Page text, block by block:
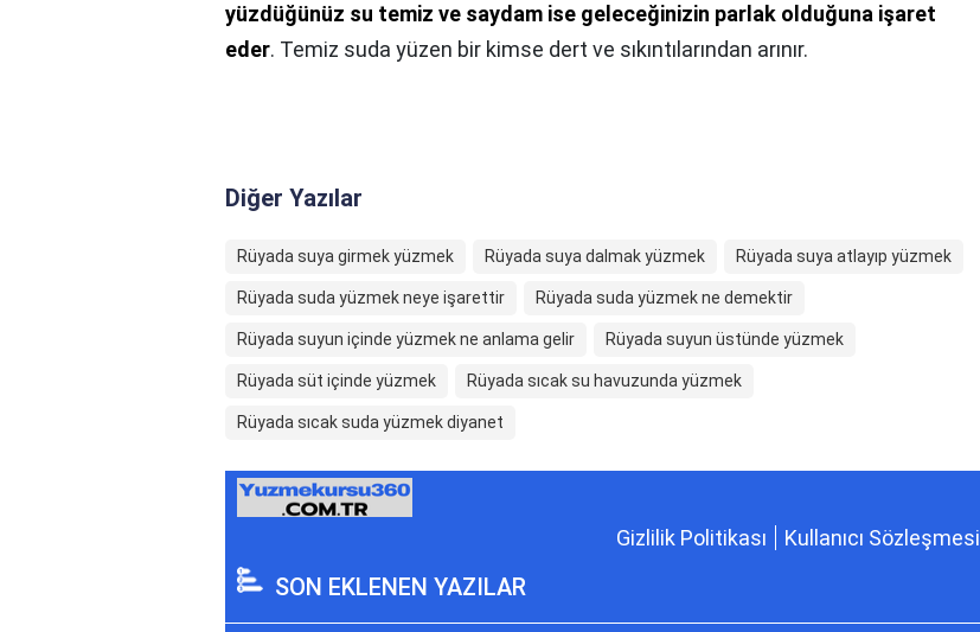
yüzdüğünüz su temiz ve saydam ise geleceğinizin parlak olduğuna işaret
eder. Temiz suda yüzen bir kimse dert ve sıkıntılarından arınır.
Diğer Yazılar
Rüyada suya girmek yüzmek Rüyada suya dalmak yüzmek Rüyada suya atlayıp yüzmek
Rüyada suda yüzmek neye işarettir Rüyada suda yüzmek ne demektir
Rüyada suyun içinde yüzmek ne anlama gelir Rüyada suyun üstünde yüzmek
Rüyada süt içinde yüzmek Rüyada sıcak su havuzunda yüzmek
Rüyada sıcak suda yüzmek diyanet
Gizlilik Politikası Kullanıcı Sözleşmesi
SON EKLENEN YAZILAR